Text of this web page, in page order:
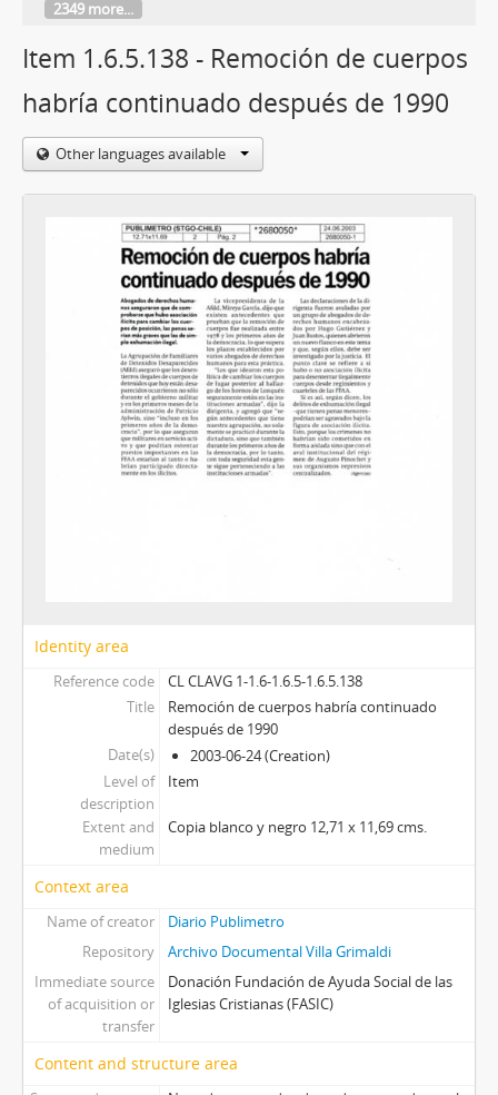
2349 more...
Item 1.6.5.138 - Remoción de cuerpos
habría continuado después de 1990
Other languages available
Identity area
Reference code
CL CLAVG 1-1.6-1.6.5-1.6.5.138
Title
Remoción de cuerpos habría continuado
después de 1990
Date(s)
2003-06-24 (Creation)
Level of
description
Item
Extent and
medium
Copia blanco y negro 12,71 x 11,69 cms.
Context area
Name of creator
Diario Publimetro
Repository
Archivo Documental Villa Grimaldi
Immediate source
of acquisition or
transfer
Donación Fundación de Ayuda Social de las
Iglesias Cristianas (FASIC)
Content and structure area